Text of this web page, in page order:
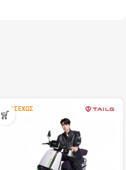
ΠΡΟΣΕΧΏΣ